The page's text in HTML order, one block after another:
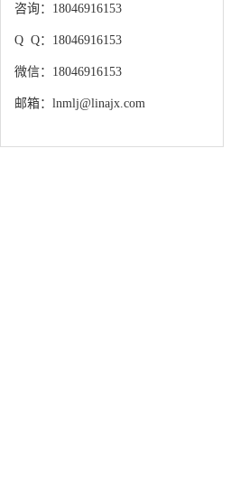
咨询：18046916153
Q Q：18046916153
微信：18046916153
邮箱：lnmlj@linajx.com